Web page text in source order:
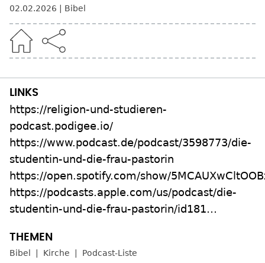
02.02.2026 Bibel
https://religion-und-studieren-
podcast.podigee.io/
https://www.podcast.de/podcast/3598773/die-
studentin-und-die-frau-pastorin
https://open.spotify.com/show/
https://podcasts.apple.com/us/podcast/die-
studentin-und-die-frau-pastorin/id181…
Bibel Kirche Podcast-Liste